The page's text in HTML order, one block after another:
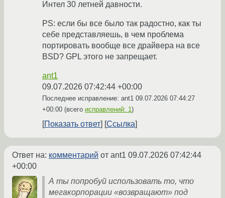
Интел 30 летней давности.
PS: если бы все было так радостно, как ты
себе представляешь, в чем проблема
портировать вообще все драйвера на все
BSD? GPL этого не запрещает.
ant1
09.07.2026 07:42:44 +00:00
Последнее исправление: ant1 09.07.2026 07:44:27
+00:00 (всего исправлений: 1)
Показать ответ Ссылка
Ответ на: комментарий от ant1 09.07.2026 07:42:44
+00:00
А ты попробуй использовать то, что
мегакорпорации «возвращают» под